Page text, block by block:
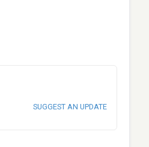
SUGGEST AN UPDATE